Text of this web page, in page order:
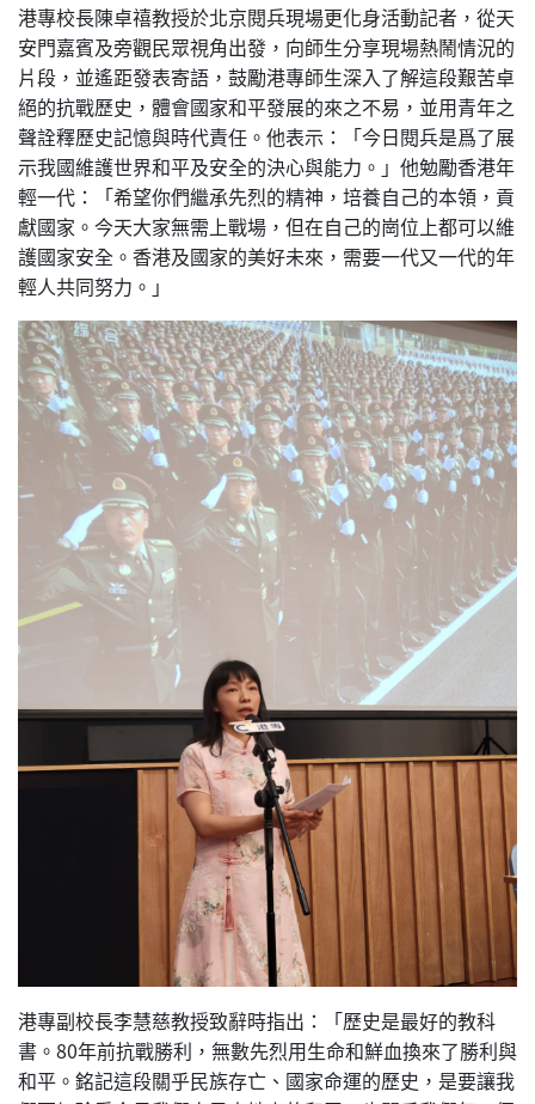
港專校長陳卓禧教授於北京閱兵現場更化身活動記者，從天
安門嘉賓及旁觀民眾視角出發，向師生分享現場熱鬧情況的
片段，並遙距發表寄語，鼓勵港專師生深入了解這段艱苦卓
絕的抗戰歷史，體會國家和平發展的來之不易，並用青年之
聲詮釋歷史記憶與時代責任。他表示：「今日閱兵是爲了展
示我國維護世界和平及安全的決心與能力。」他勉勵香港年
輕一代：「希望你們繼承先烈的精神，培養自己的本領，貢
獻國家。今天大家無需上戰場，但在自己的崗位上都可以維
護國家安全。香港及國家的美好未來，需要一代又一代的年
輕人共同努力。」
港專副校長李慧慈教授致辭時指出：「歷史是最好的教科
書。80年前抗戰勝利，無數先烈用生命和鮮血換來了勝利與
和平。銘記這段關乎民族存亡、國家命運的歷史，是要讓我